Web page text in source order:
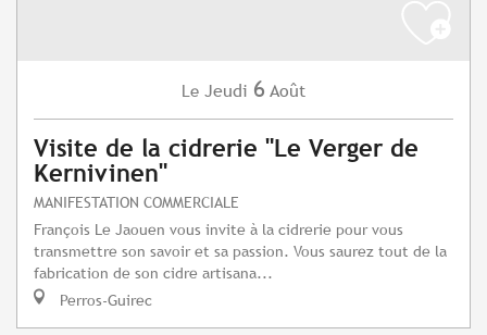
Le Jeudi 6 Août
Visite de la cidrerie "Le Verger de
Kernivinen"
MANIFESTATION COMMERCIALE
François Le Jaouen vous invite à la cidrerie pour vous
transmettre son savoir et sa passion. Vous saurez tout de la
fabrication de son cidre artisana...
Perros-Guirec